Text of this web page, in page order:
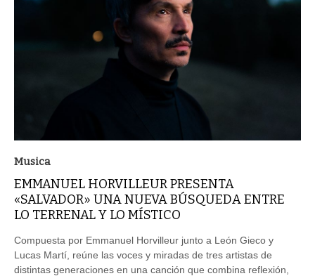
Musica
EMMANUEL HORVILLEUR PRESENTA
«SALVADOR» UNA NUEVA BÚSQUEDA ENTRE
LO TERRENAL Y LO MÍSTICO
Compuesta por Emmanuel Horvilleur junto a León Gieco y
Lucas Martí, reúne las voces y miradas de tres artistas de
distintas generaciones en una canción que combina reflexión,